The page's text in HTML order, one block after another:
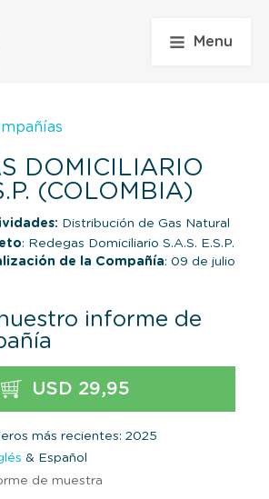
Menu
DOMICILIARIO
(COLOMBIA)
Distribución de Gas Natural
: Redegas Domiciliario S.A.S. E.S.P.
de la Compañía: 09 de julio
informe de
USD 29,95
más recientes: 2025
& Español
de muestra